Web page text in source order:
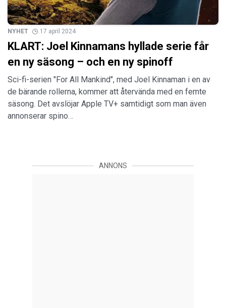
NYHET 17 april 2024
KLART: Joel Kinnamans hyllade serie får
en ny säsong – och en ny spinoff
Sci-fi-serien "For All Mankind", med Joel Kinnaman i en av
de bärande rollerna, kommer att återvända med en femte
säsong. Det avslöjar Apple TV+ samtidigt som man även
annonserar spino…
ANNONS